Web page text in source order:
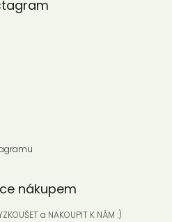
nákupem
a NAKOUPIT K NÁM :)